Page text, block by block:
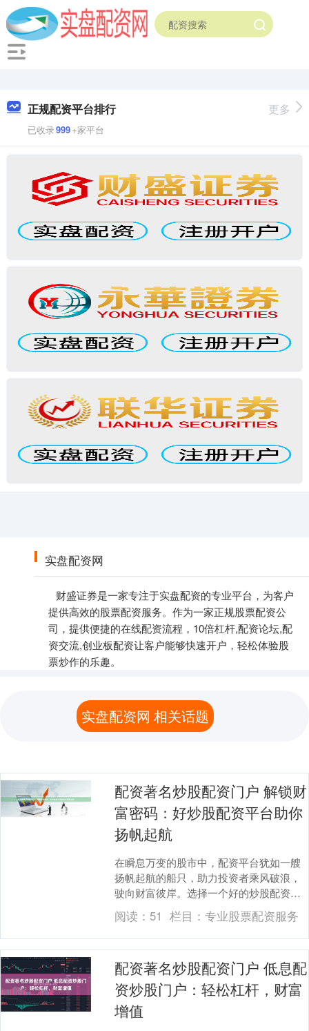
正规配资平台排行
已收录999+家平台
更多
实盘配资网
财盛证券是一家专注于实盘配资的专业平台，为客户
提供高效的股票配资服务。作为一家正规股票配资公
司，提供便捷的在线配资流程，10倍杠杆,配资论坛,配
资交流,创业板配资让客户能够快速开户，轻松体验股
票炒作的乐趣。
实盘配资网 相关话题
配资著名炒股配资门户 解锁财
富密码：好炒股配资平台助你
扬帆起航
在瞬息万变的股市中，配资平台犹如一艘
扬帆起航的船只，助力投资者乘风破浪，
驶向财富彼岸。选择一个好的炒股配资平
台配资著名炒股配资门户至关重要，它将
决定你的投资之旅....
阅读： 51 栏目： 专业股票配资服务
配资著名炒股配资门户 低息配
资炒股门户：轻松杠杆，财富
增值